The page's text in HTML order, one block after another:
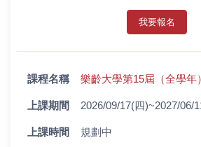
我要報名
課程名稱 樂齡大學第15屆（全學年）
上課期間 2026/09/17(四)~2027/06/
上課時間 規劃中